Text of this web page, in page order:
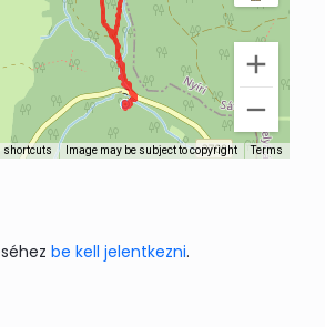
shortcuts Image may be subject to copyright Terms
be kell jelentkezni.